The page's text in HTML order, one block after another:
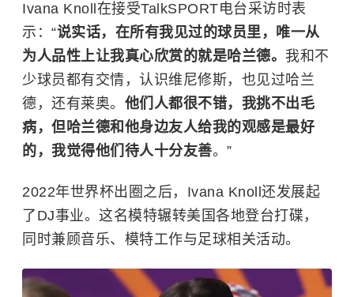
Ivana Knoll在接受TalkSPORT电台采访时表
示：“说实话，在所有我见过的球员里，唯一从
为人品性上让我真心欣赏的就是哈兰德。 我和不
少球员都有交情，认识维尼修斯，也见过哈兰
德，还有莱奥。 他们人都很不错，我挑不出毛
病，但哈兰德和他身边友人给我的观感是最好
的，我觉得他们待人十分友善。”
2022年世界杯出圈之后，Ivana Knoll还发展起
了DJ事业。这名模特辗转美国各地登台打碟，
同时兼顾音乐、模特工作与足球相关活动。